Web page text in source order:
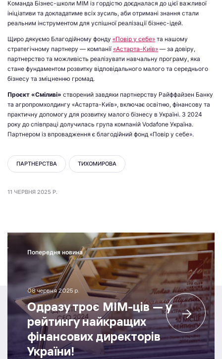
Команда Бізнес-школи МІМ із гордістю доєдналася до цієї важливої
ініціативи та докладатиме всіх зусиль, аби отримані знання стали
реальним інструментом для успішної реалізації бізнес-ідей.
Щиро дякуємо Благодійному фонду «Повір у себе» та нашому
стратегічному партнеру — компанії «Астарта-Київ» — за довіру,
партнерство та можливість реалізувати навчальну програму, яка
стане фундаментом розвитку відповідального малого та середнього
бізнесу та зміцненню громад.
Проєкт «Сміливі» створений завдяки партнерству Райффайзен Банку
та агропромхолдингу «Астарта-Київ», включає освітню, фінансову та
практичну допомогу для розвитку малого бізнесу в Україні. З 2024
року до співпраці долучилась група компаній Vodafone Україна.
Партнером із впровадження є благодійний фонд «Повір у себе».
ПАРТНЕРСТВА ТИХОМИРОВА
11 ЧЕРВНЯ 2025 Р.
Попередня новина
08 червня 2025 р.
Одразу троє МІМ-ців — у
рейтингу найкращих
фінансових директорів
України!